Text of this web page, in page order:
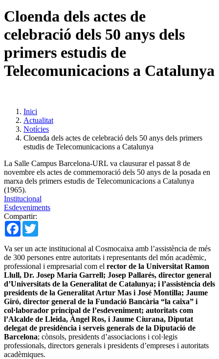
Cloenda dels actes de
celebració dels 50 anys dels
primers estudis de
Telecomunicacions a Catalunya
Inici
Actualitat
Notícies
Cloenda dels actes de celebració dels 50 anys dels primers
estudis de Telecomunicacions a Catalunya
La Salle Campus Barcelona-URL va clausurar el passat 8 de
novembre els actes de commemoració dels 50 anys de la posada en
marxa dels primers estudis de Telecomunicacions a Catalunya
(1965).
Institucional
Esdeveniments
Compartir:
Facebook
Va ser un acte institucional al Cosmocaixa amb l’assistència de més
de 300 persones entre autoritats i representants del món acadèmic,
professional i empresarial com el rector de la Universitat Ramon
Llull, Dr. Josep Maria Garrell; Josep Pallarés, director general
d’Universitats de la Generalitat de Catalunya; i l’assistència dels
presidents de la Generalitat Artur Mas i José Montilla; Jaume
Giró, director general de la Fundació Bancària “la caixa” i
col·laborador principal de l’esdeveniment; autoritats com
l’Alcalde de Lleida, Àngel Ros, i Jaume Ciurana, Diputat
delegat de presidència i serveis generals de la Diputació de
Barcelona; cònsols, presidents d’associacions i col·legis
professionals, directors generals i presidents d’empreses i autoritats
acadèmiques.